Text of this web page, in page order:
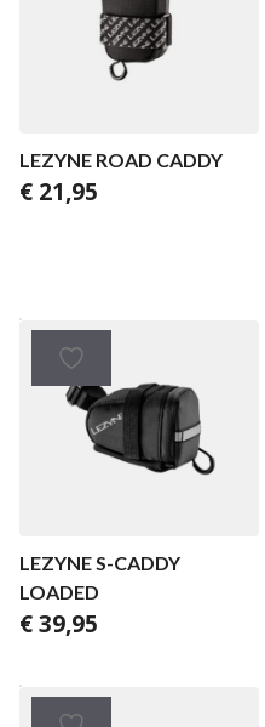
LEZYNE ROAD CADDY
€ 21,95
LEZYNE S-CADDY
LOADED
€39,95